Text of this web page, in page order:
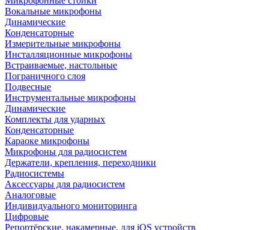
Вокальные микрофоны
Динамические
Конденсаторные
Измерительные микрофоны
Инсталляционные микрофоны
Встраиваемые, настольные
Пограничного слоя
Подвесные
Инструментальные микрофоны
Динамические
Комплекты для ударных
Конденсаторные
Караоке микрофоны
Микрофоны для радиосистем
Держатели, крепления, переходники
Радиосистемы
Аксессуары для радиосистем
Аналоговые
Индивидуального мониторинга
Цифровые
Репортёрские, накамерные, для iOS устройств